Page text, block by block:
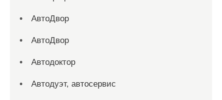
АвтоДвор
АвтоДвор
Автодоктор
Автодуэт, автосервис